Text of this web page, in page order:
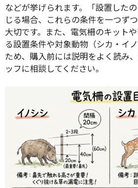
などが挙げられます。「設置した
じる場合、これらの条件を一つず
大切です。また、電気柵のキット
る設置条件や対象動物（シカ・イ
ため、購入前には説明をよく読み
ッフに相談してください。